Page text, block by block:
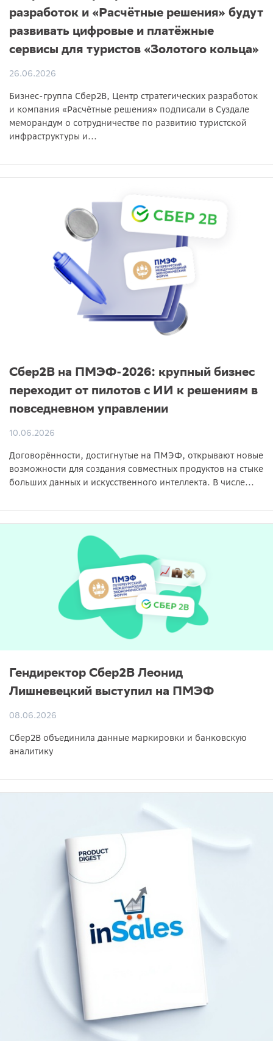
разработок и «Расчётные решения» будут
развивать цифровые и платёжные
сервисы для туристов «Золотого кольца»
26.06.2026
Бизнес-группа Сбер2B, Центр стратегических разработок
и компания «Расчётные решения» подписали в Суздале
меморандум о сотрудничестве по развитию туристской
инфраструктуры и...
Сбер2B на ПМЭФ-2026: крупный бизнес
переходит от пилотов с ИИ к решениям в
повседневном управлении
10.06.2026
Договорённости, достигнутые на ПМЭФ, открывают новые
возможности для создания совместных продуктов на стыке
больших данных и искусственного интеллекта. В числе...
Гендиректор Сбер2B Леонид
Лишневецкий выступил на ПМЭФ
08.06.2026
Сбер2B объединила данные маркировки и банковскую
аналитику